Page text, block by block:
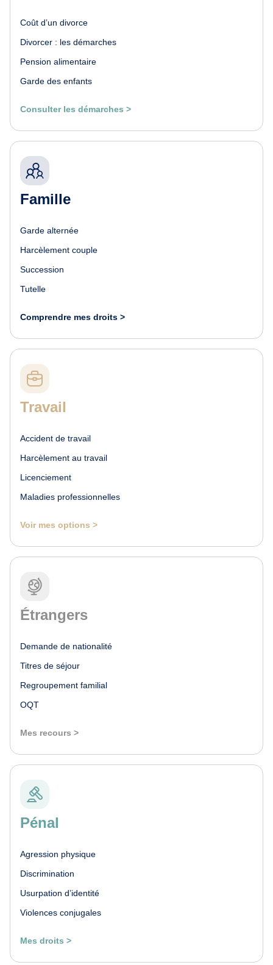
Coût d’un divorce
Divorcer : les démarches
Pension alimentaire
Garde des enfants
Consulter les démarches >
Famille
Garde alternée
Harcèlement couple
Succession
Tutelle
Comprendre mes droits >
Travail
Accident de travail
Harcèlement au travail
Licenciement
Maladies professionnelles
Voir mes options >
Étrangers
Demande de nationalité
Titres de séjour
Regroupement familial
OQT
Mes recours >
Pénal
Agression physique
Discrimination
Usurpation d’identité
Violences conjugales
Mes droits >